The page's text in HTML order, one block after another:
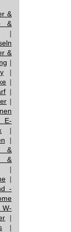
&
&
|
&
|
|
|
|
|
E-
|
|
&
&
|
|
-
W-
|
|